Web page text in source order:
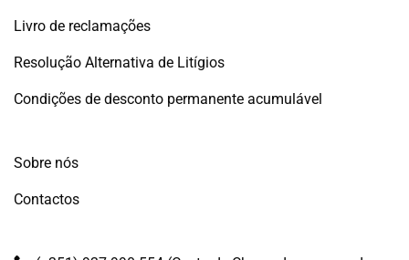
Livro de reclamações
Resolução Alternativa de Litígios
Condições de desconto permanente acumulável
Sobre nós
Contactos